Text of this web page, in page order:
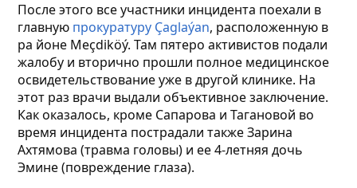
После этого все участники инцидента поехали в
главную прокуратуру Çaglaýan, расположенную в
ра йоне Мeçdiköý. Там пятеро активистов подали
жалобу и вторично прошли полное медицинское
освидетельствование уже в другой клинике. На
этот раз врачи выдали объективное заключение.
Как оказалось, кроме Сапарова и Тагановой во
время инцидента пострадали также Зарина
Ахтямова (травма головы) и ее 4-летняя дочь
Эмине (повреждение глаза).